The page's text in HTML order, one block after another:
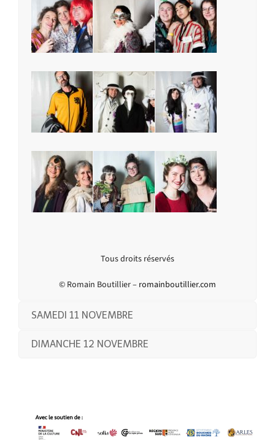
Tous droits réservés
© Romain Boutillier – romainboutillier.com
SAMEDI 11 NOVEMBRE
DIMANCHE 12 NOVEMBRE